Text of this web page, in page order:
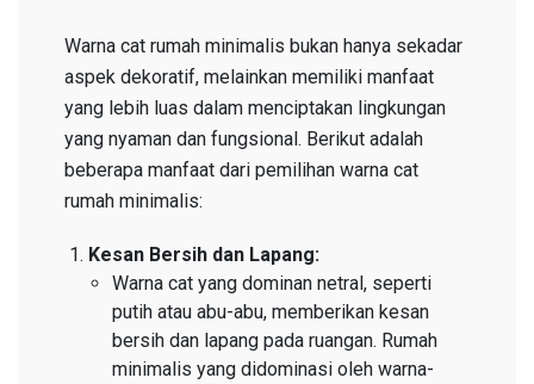
Warna cat rumah minimalis bukan hanya sekadar
aspek dekoratif, melainkan memiliki manfaat
yang lebih luas dalam menciptakan lingkungan
yang nyaman dan fungsional. Berikut adalah
beberapa manfaat dari pemilihan warna cat
rumah minimalis:
Kesan Bersih dan Lapang:
Warna cat yang dominan netral, seperti
putih atau abu-abu, memberikan kesan
bersih dan lapang pada ruangan. Rumah
minimalis yang didominasi oleh warna-